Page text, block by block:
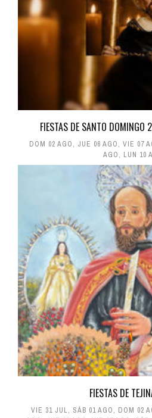
FIESTAS DE SANTO DOMINGO
DOM 02 AGO, JUE 06 AGO, VIE 07
AGO, LUN 10
FIESTAS DE
VIE 31 JUL, SÁB 01 AGO, DOM 02